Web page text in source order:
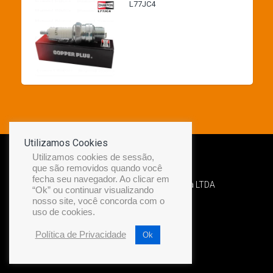
L77JC4
Desenvolvido por Diamond Náutica LTDA
Utilizamos Cookies
Utilizamos cookies de sessão,
que são removidos quando você
fecha seu navegador. Ao clicar em
“Ok” ou continuar visualizando
nosso site, você concorda com o
uso de cookies.
Política de Privacidade Ok